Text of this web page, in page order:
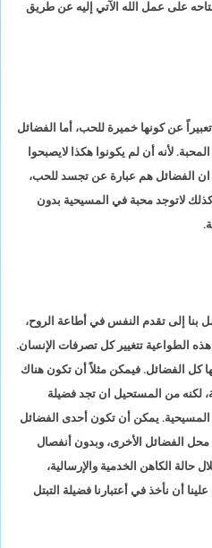
على عمل الله الآتي إليه عن طريق
عن كونها خميرة للحب، أما الفضائل
لأنه أن لم يكونوا هكذا لايصبحوا
ان الفضائل هم عبارة عن تجسد للحب،
لاتوجد محبة في المسيحية بدون
إلى تقدم النفس في أطاعة الروح،
الطواعية تتغيير كل تصرفات الإنسان.
كل الفضائل. فيمكن مثلاً أن تكون هناك
لكنه من المستحيل ان تجد فضيلة
المسيحية. يمكن أن تكون أحدى الفضائل
الفضائل الأخرى، وبدون أنفصال
الكاهن الخدمية والإرسالية،
أن نأخذ في أعتبارنا فضيلة التبتل